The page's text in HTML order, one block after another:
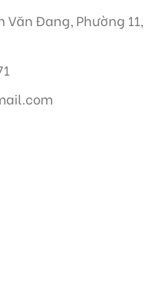
Đang, Phường 11,